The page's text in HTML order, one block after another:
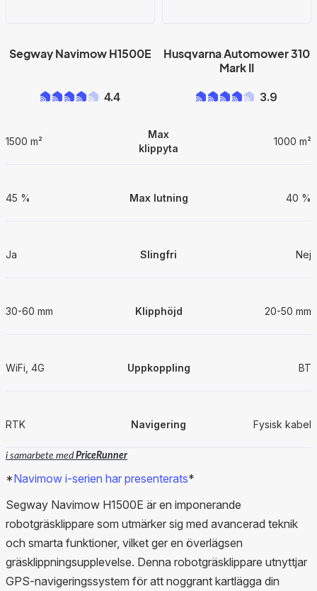
Segway Navimow H1500E
4.4
Husqvarna Automower 310
Mark II
3.9
1500 m²
Max
klippyta
1000 m²
45 % Max lutning 40 %
Ja Slingfri Nej
30-60 mm Klipphöjd 20-50 mm
WiFi, 4G Uppkoppling BT
RTK Navigering Fysisk kabel
i samarbete medPriceRunner
*Navimow i-serien har presenterats*
Segway Navimow H1500E är en imponerande
robotgräsklippare som utmärker sig med avancerad teknik
och smarta funktioner, vilket ger en överlägsen
gräsklippningsupplevelse. Denna robotgräsklippare utnyttjar
GPS-navigeringssystem för att noggrant kartlägga din